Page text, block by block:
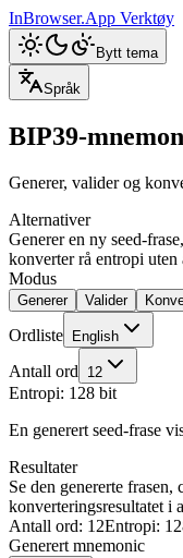
InBrowser.App Verktøy
Bytt tema
Språk
BIP39-
Generer, valider og
Alternativer
Generer en ny seed-
konverter rå entropi uten
Modus
Generer Valider
Ordliste English
Antall ord 12
Entropi: 128 bit
En generert seed-frase
Resultater
Se den genererte frasen,
konverteringsresultatet i
Antall ord: 12Entropi:
Generert mnemonic